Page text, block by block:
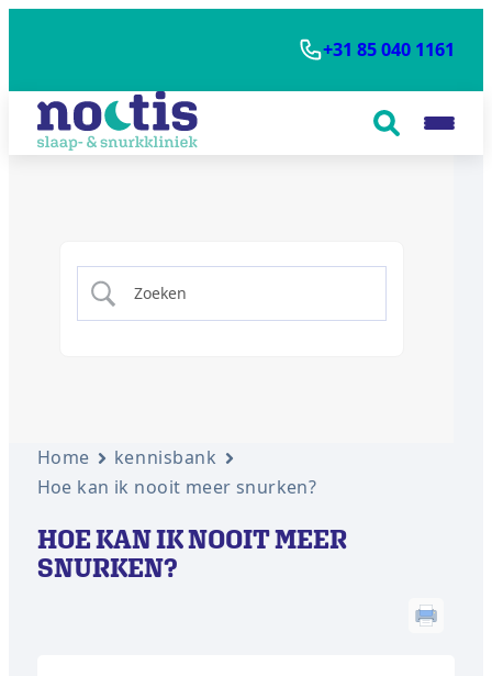
+31 85 040 1161
Home
kennisbank
Hoe kan ik nooit meer snurken?
HOE KAN IK NOOIT MEER
SNURKEN?